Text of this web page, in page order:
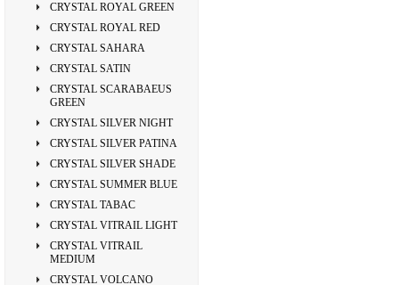
CRYSTAL ROYAL GREEN
CRYSTAL ROYAL RED
CRYSTAL SAHARA
CRYSTAL SATIN
CRYSTAL SCARABAEUS
GREEN
CRYSTAL SILVER NIGHT
CRYSTAL SILVER PATINA
CRYSTAL SILVER SHADE
CRYSTAL SUMMER BLUE
CRYSTAL TABAC
CRYSTAL VITRAIL LIGHT
CRYSTAL VITRAIL
MEDIUM
CRYSTAL VOLCANO